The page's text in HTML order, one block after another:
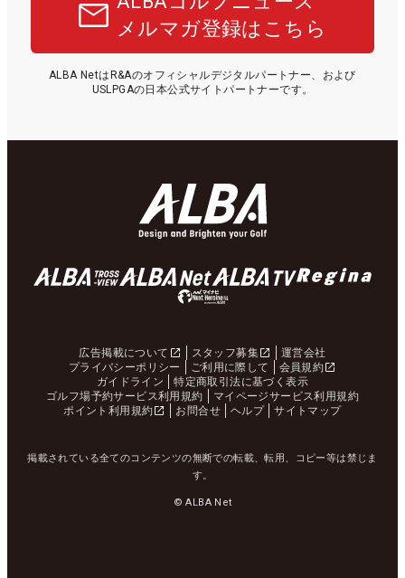
メルマガ登録はこちら
ALBA NetはR&Aのオフィシャルデジタルパートナー、および
USLPGAの日本公式サイトパートナーです。
広告掲載について スタッフ募集
運営会社
プライバシーポリシー
ご利用に際して
会員規約
ガイドライン
特定商取引法に基づく表示
ゴルフ場予約サービス利用規約
マイページサービス利用規約
ポイント利用規約
お問合せ ヘルプ サイトマップ
掲載されている全てのコンテンツの無断での転載、転用、コピー等は禁じま
す。
© ALBA Net